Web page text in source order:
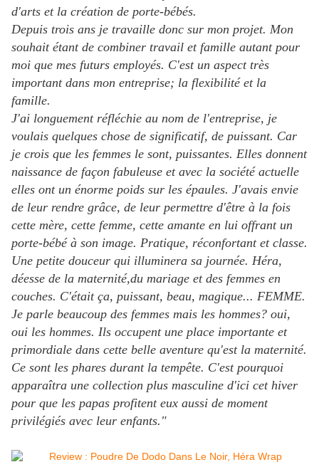
d'arts et la création de porte-bébés.
Depuis trois ans je travaille donc sur mon projet. Mon
souhait étant de combiner travail et famille autant pour
moi que mes futurs employés. C'est un aspect très
important dans mon entreprise; la flexibilité et la
famille.
J'ai longuement réfléchie au nom de l'entreprise, je
voulais quelques chose de significatif, de puissant. Car
je crois que les femmes le sont, puissantes. Elles donnent
naissance de façon fabuleuse et avec la société actuelle
elles ont un énorme poids sur les épaules. J'avais envie
de leur rendre grâce, de leur permettre d'être à la fois
cette mère, cette femme, cette amante en lui offrant un
porte-bébé à son image. Pratique, réconfortant et classe.
Une petite douceur qui illuminera sa journée. Héra,
déesse de la maternité,du mariage et des femmes en
couches. C'était ça, puissant, beau, magique... FEMME.
Je parle beaucoup des femmes mais les hommes? oui,
oui les hommes. Ils occupent une place importante et
primordiale dans cette belle aventure qu'est la maternité.
Ce sont les phares durant la tempête. C'est pourquoi
apparaîtra une collection plus masculine d'ici cet hiver
pour que les papas profitent eux aussi de moment
privilégiés avec leur enfants. "